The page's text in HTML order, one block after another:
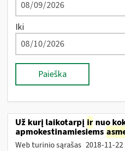
Iki
Paieška
Už kurį laikotarpį ir nuo
apmokestinamiesiems
Web turinio sąrašas 2018-11-22